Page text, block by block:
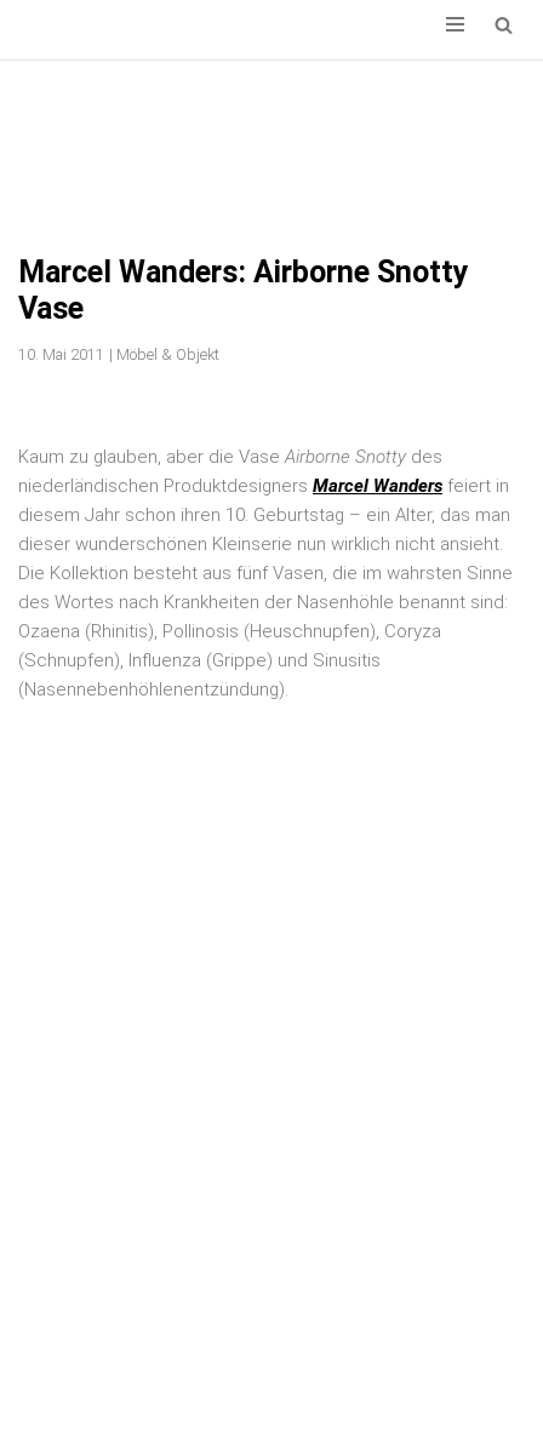
ZUM
Marcel Wanders: Airborne Snotty
Vase
10. Mai 2011 | Möbel & Objekt
Kaum zu glauben, aber die VaseAirborne Snotty des
niederländischen Produktdesigners Marcel Wanders feiert in
diesem Jahr schon ihren 10. Geburtstag – ein Alter, das man
dieser wunderschönen Kleinserie nun wirklich nicht ansieht.
Die Kollektion besteht aus fünf Vasen, die im wahrsten Sinne
des Wortes nach Krankheiten der Nasenhöhle benannt sind:
Ozaena (Rhinitis), Pollinosis (Heuschnupfen), Coryza
(Schnupfen), Influenza (Grippe) und Sinusitis
(Nasennebenhöhlenentzündung).